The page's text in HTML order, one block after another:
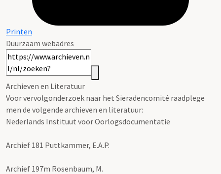
Printen
Duurzaam webadres
Archieven en Literatuur
Voor vervolgonderzoek naar het Sieradencomité raadplege
men de volgende archieven en literatuur:
Nederlands Instituut voor Oorlogsdocumentatie
Archief 181 Puttkammer, E.A.P.
Archief 197m Rosenbaum, M.